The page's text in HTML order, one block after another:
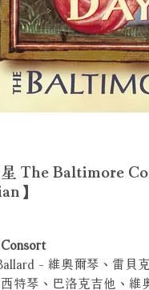
The Baltimore
】
- 維奧爾琴、雷貝
特琴、巴洛克吉他、維